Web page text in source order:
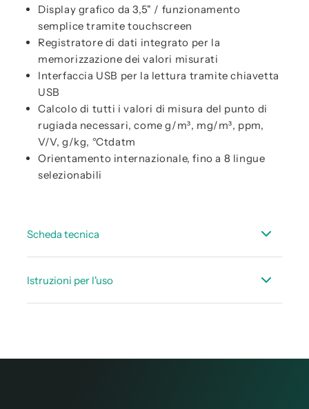
Display grafico da 3,5" / funzionamento
semplice tramite touchscreen
Registratore di dati integrato per la
memorizzazione dei valori misurati
Interfaccia USB per la lettura tramite chiavetta
USB
Calcolo di tutti i valori di misura del punto di
rugiada necessari, come g/m³, mg/m³, ppm,
V/V, g/kg, °Ctdatm
Orientamento internazionale, fino a 8 lingue
selezionabili
Scheda tecnica
Istruzioni per l'uso